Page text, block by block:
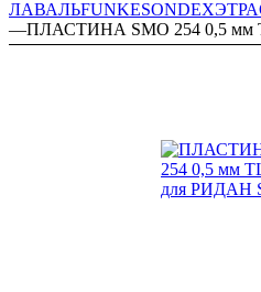
ЛАВАЛЬFUNKESONDEXЭТРА
—ПЛАСТИНА SMO 254 0,5 мм